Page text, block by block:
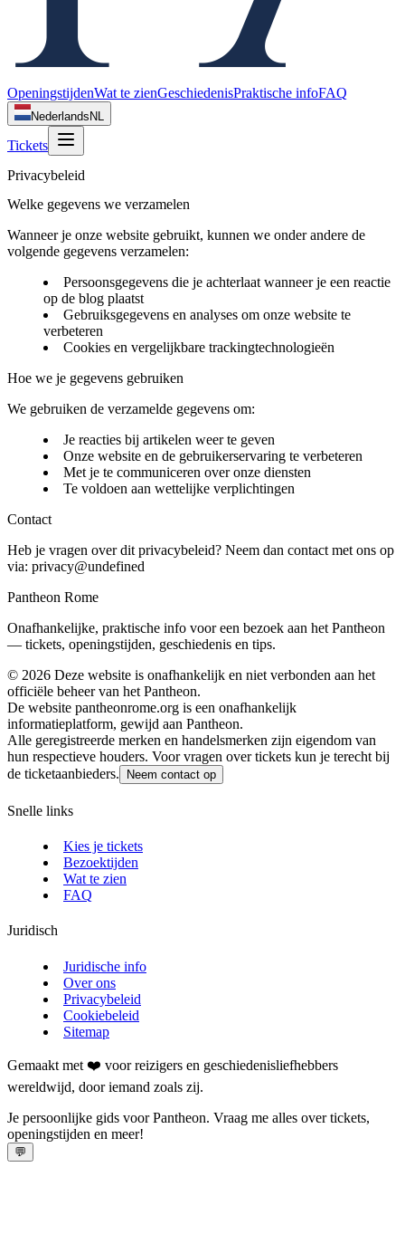
OpeningstijdenWat te zienGeschiedenisPraktische infoFAQ
Nederlands NL
Tickets
Privacybeleid
Welke gegevens we verzamelen
Wanneer je onze website gebruikt, kunnen we onder andere de
volgende gegevens verzamelen:
Persoonsgegevens die je achterlaat wanneer je een reactie
op de blog plaatst
Gebruiksgegevens en analyses om onze website te
verbeteren
Cookies en vergelijkbare trackingtechnologieën
Hoe we je gegevens gebruiken
We gebruiken de verzamelde gegevens om:
Je reacties bij artikelen weer te geven
Onze website en de gebruikerservaring te verbeteren
Met je te communiceren over onze diensten
Te voldoen aan wettelijke verplichtingen
Contact
Heb je vragen over dit privacybeleid? Neem dan contact met ons op
via: privacy@undefined
Pantheon Rome
Onafhankelijke, praktische info voor een bezoek aan het Pantheon
— tickets, openingstijden, geschiedenis en tips.
© 2026 Deze website is onafhankelijk en niet verbonden aan het
officiële beheer van het Pantheon.
De website pantheonrome.org is een onafhankelijk
informatieplatform, gewijd aan Pantheon.
Alle geregistreerde merken en handelsmerken zijn eigendom van
hun respectieve houders. Voor vragen over tickets kun je terecht bij
de ticketaanbieders.
Neem contact op
Snelle links
Kies je tickets
Bezoektijden
Wat te zien
FAQ
Juridisch
Juridische info
Over ons
Privacybeleid
Cookiebeleid
Sitemap
Gemaakt met ❤️ voor reizigers en geschiedenisliefhebbers
wereldwijd, door iemand zoals zij.
Je persoonlijke gids voor Pantheon. Vraag me alles over tickets,
openingstijden en meer!
💬